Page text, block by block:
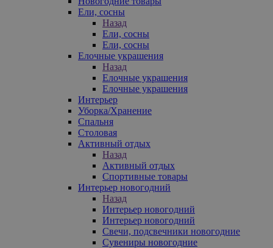
Ели, сосны
Назад
Ели, сосны
Ели, сосны
Елочные украшения
Назад
Елочные украшения
Елочные украшения
Интерьер
Уборка/Хранение
Спальня
Столовая
Активный отдых
Назад
Активный отдых
Спортивные товары
Интерьер новогодний
Назад
Интерьер новогодний
Интерьер новогодний
Свечи, подсвечники новогодние
Сувениры новогодние